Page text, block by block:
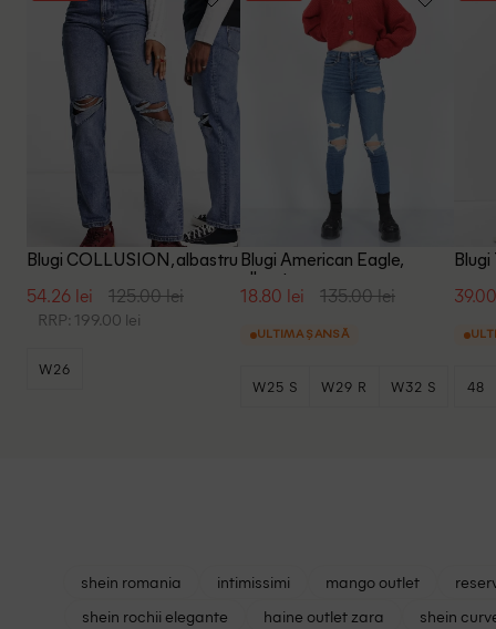
Blugi COLLUSION, albastru
54.26 lei 125.00 lei
RRP: 199.00 lei
W26
Blugi American Eagle,
albastru
18.80 lei 135.00 lei
ULTIMA ȘANSĂ
W25 S W29 R W32 S 48
shein romania intimissimi mango outlet
shein rochii elegante
haine outlet zara
shein